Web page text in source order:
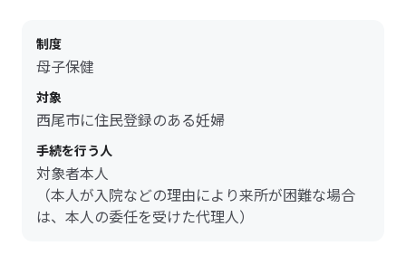
制度
母子保健
対象
西尾市に住民登録のある妊婦
手続を行う人
対象者本人
（本人が入院などの理由により来所が困難な場合
は、本人の委任を受けた代理人）